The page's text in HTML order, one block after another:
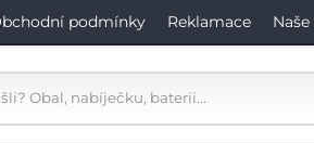
podmínky Reklamace